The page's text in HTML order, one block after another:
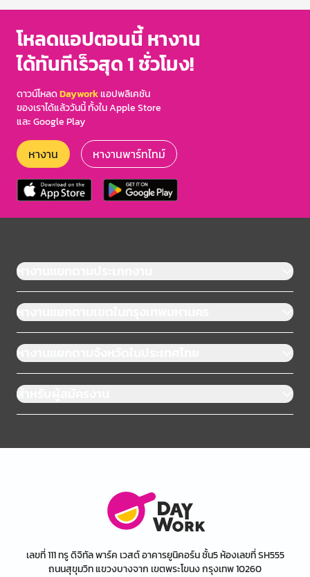
โหลดแอปตอนนี้ หางาน
ได้ทันทีเร็วสุด 1 ชั่วโมง!
ดาวน์โหลดDayworkแอปพลิเคชัน
ของเราได้แล้ววันนี้ ทั้งใน Apple Store
และ Google Play
หางาน หางานพาร์ทไทม์
หางานแยกตามประเภทงาน
หางานแยกตามเขตในกรุงเทพมหานคร
หางานแยกตามจังหวัดในประเทศไทย
สำหรับผู้สมัครงาน
เลขที่ 111 ทรู ดิจิทัล พาร์ค เวสต์ อาคารยูนิคอร์น ชั้น5 ห้องเลขที่ SH555
ถนนสุขุมวิท แขวงบางจาก เขตพระโขนง กรุงเทพ 10260